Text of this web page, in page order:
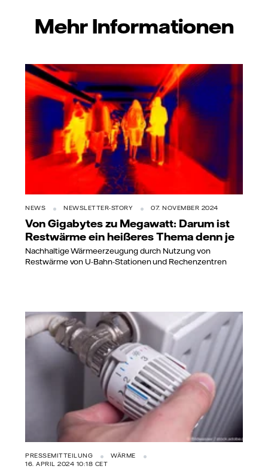
Mehr Informationen
NEWS NEWSLETTER-STORY 07. NOVEMBER 2024
Von Gigabytes zu Megawatt: Darum ist
Restwärme ein heißeres Thema denn je
Nachhaltige Wärmeerzeugung durch Nutzung von
Restwärme von U-Bahn-Stationen und Rechenzentren
PRESSEMITTEILUNG
WÄRME
16. APRIL 2024 10:18 CET